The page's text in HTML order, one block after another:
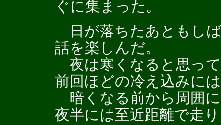
ぐに集まった。
日が落ちたあともし
話を楽しんだ。
夜は寒くなると思っ
前回ほどの冷え込みに
暗くなる前から周囲
夜半には至近距離で走